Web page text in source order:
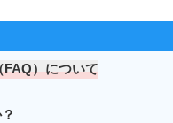
FAQ）について